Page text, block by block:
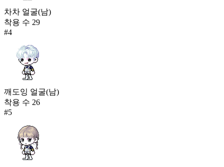
차차 얼굴(남)
착용 수 29
#4
깨도잉 얼굴(남)
착용 수 26
#5